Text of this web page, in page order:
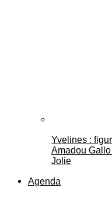
Yvelines :
Amadou
Jolie
Agenda